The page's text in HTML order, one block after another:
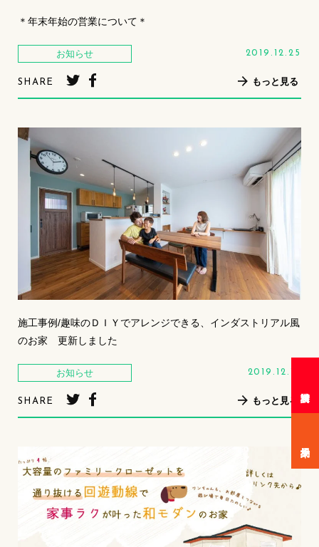
＊年末年始の営業について＊
お知らせ 2019.12.25
SHARE もっと見る
施工事例/趣味のＤＩＹでアレンジできる、インダストリアル風
のお家 更新しました
お知らせ 2019.12.14
SHARE もっと見る